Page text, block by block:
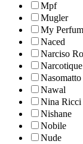
Mpf
Mugler
My
Naced
Narciso
Nasomatto
Nawal
Nina Ricci
Nishane
Nobile
Nude